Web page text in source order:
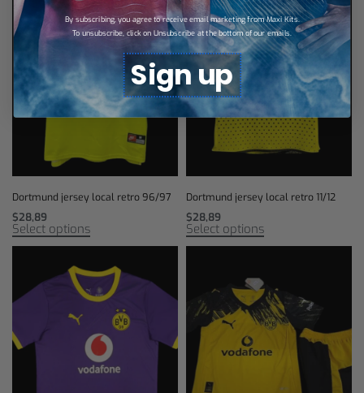
Dortmund jersey local retro 96/97
$28,89
Select options
Dortmund jersey local retro 11/12
$28,89
Select options
By subscribing, you agree to receive email marketing from Maxi Kits.
To unsubscribe, click on Unsubscribe at the bottom of our emails.
Sign up